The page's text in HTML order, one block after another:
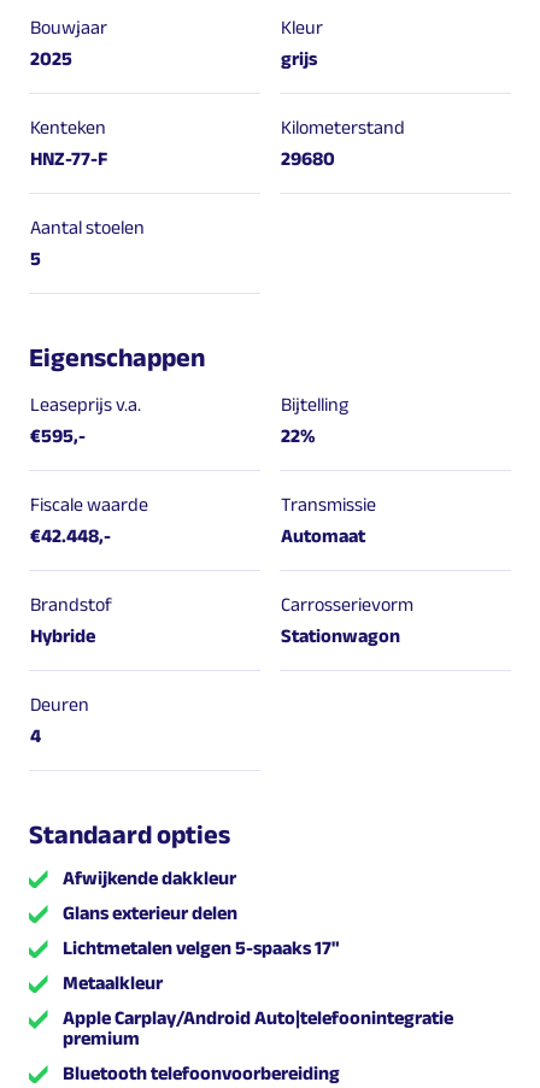
Bouwjaar
2025
Kleur
grijs
Kenteken
HNZ-77-F
Kilometerstand
29680
Aantal stoelen
5
Eigenschappen
Leaseprijs v.a.
€595,-
Bijtelling
22%
Fiscale waarde
€42.448,-
Transmissie
Automaat
Brandstof
Hybride
Carrosserievorm
Stationwagon
Deuren
4
Standaard opties
Afwijkende dakkleur
Glans exterieur delen
Lichtmetalen velgen 5-spaaks 17"
Metaalkleur
Apple Carplay/Android Auto|telefoonintegratie
premium
Bluetooth telefoonvoorbereiding